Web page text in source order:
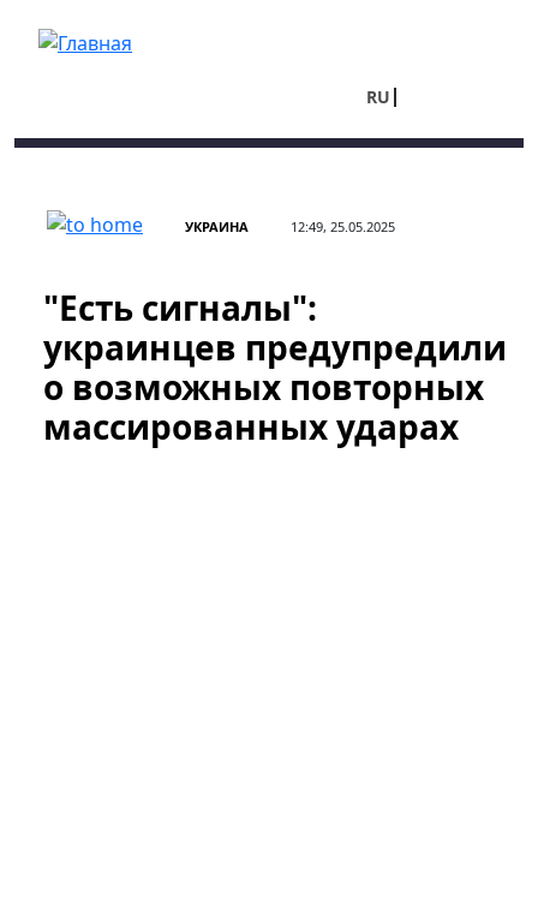
RU
УКРАИНА 12:49, 25.05.2025
"Есть сигналы":
украинцев предупредили
о возможных повторных
массированных ударах